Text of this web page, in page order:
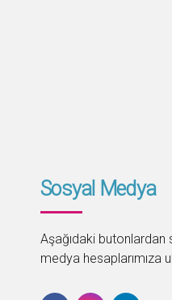
Sosyal Medya
Aşağıdaki butonlardan
medya hesaplarımıza